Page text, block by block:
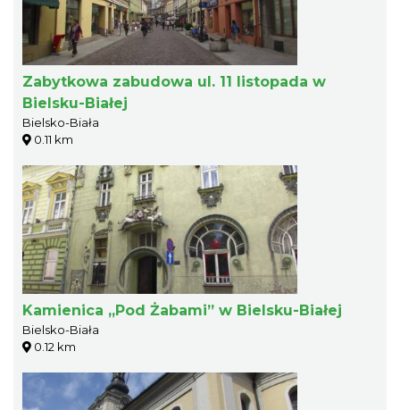
Zabytkowa zabudowa ul. 11 listopada w
Bielsku-Białej
Bielsko-Biała
0.11 km
Kamienica „Pod Żabami” w Bielsku-Białej
Bielsko-Biała
0.12 km